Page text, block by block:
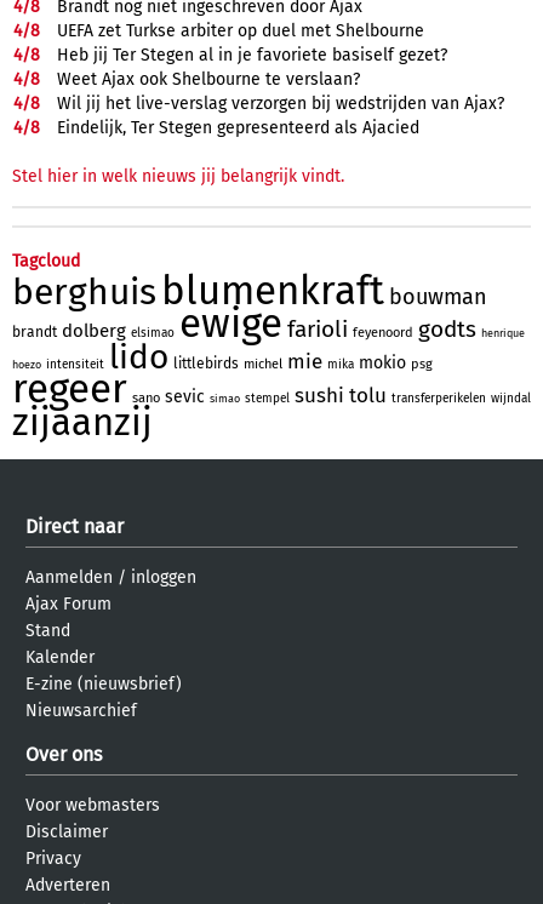
4/8
Brandt nog niet ingeschreven door Ajax
4/8
UEFA zet Turkse arbiter op duel met Shelbourne
4/8
Heb jij Ter Stegen al in je favoriete basiself gezet?
4/8
Weet Ajax ook Shelbourne te verslaan?
4/8
Wil jij het live-verslag verzorgen bij wedstrijden van Ajax?
4/8 Eindelijk, Ter Stegen gepresenteerd als Ajacied
Stel hier in welk nieuws jij belangrijk vindt.
Tagcloud
berghuis blumenkraft bouwman
brandt dolberg elsimao ewige farioli feyenoord godts henrique
hoezo intensiteit lido littlebirds michel mie mika mokio psg
regeer sano sevic simao stempel sushi tolu transferperikelen wijndal
zijaanzij
Direct naar
Aanmelden / inloggen
Ajax Forum
Stand
Kalender
E-zine (nieuwsbrief)
Nieuwsarchief
Over ons
Voor webmasters
Disclaimer
Privacy
Adverteren